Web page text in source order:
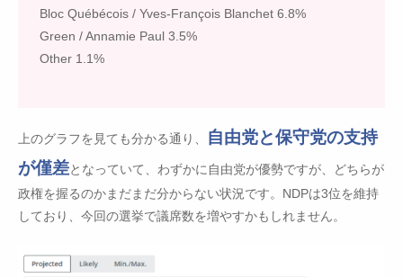
Bloc Québécois / Yves-François Blanchet 6.8%
Green / Annamie Paul 3.5%
Other 1.1%
上のグラフを見ても分かる通り、
自由党と保守党の支持
が僅差となっていて、わずかに自由党が優勢ですが、どちらが
政権を握るのかまだまだ分からない状況です。NDPは3位を維持
しており、今回の選挙で議席数を増やすかもしれません。